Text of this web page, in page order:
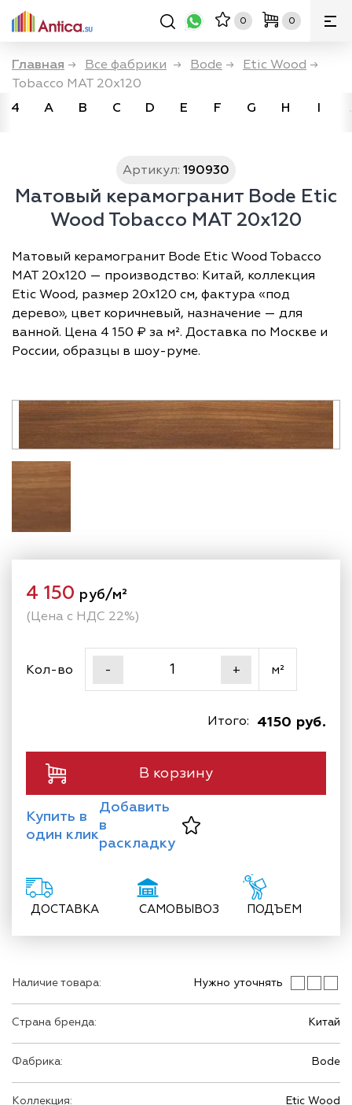
0 0
Главная → Все фабрики → Bode → Etic Wood →
Tobacco MAT 20x120
4
A B C D E F G H I
Артикул: 190930
Матовый керамогранит Bode Etic
Wood Tobacco MAT 20x120
Матовый керамогранит Bode Etic Wood Tobacco
MAT 20x120 — производство: Китай, коллекция
Etic Wood, размер 20х120 см, фактура «под
дерево», цвет коричневый, назначение — для
ванной. Цена 4 150 ₽ за м². Доставка по Москве и
России, образцы в шоу-руме.
Наличие товара: Нужно уточнять
Страна бренда: Китай
Фабрика: Bode
Коллекция: Etic Wood
4 150 руб/м²
(Цена с НДС 22%)
Кол-во - + м²
4150 руб.
Итого:
В корзину
Купить в
один клик
Добавить
в
раскладку
ДОСТАВКА САМОВЫВОЗ ПОДЪЕМ